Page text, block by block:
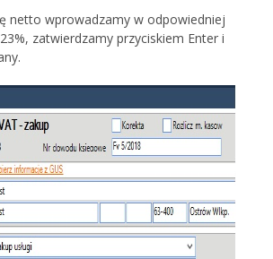
netto wprowadzamy w odpowiedniej
zatwierdzamy przyciskiem Enter i